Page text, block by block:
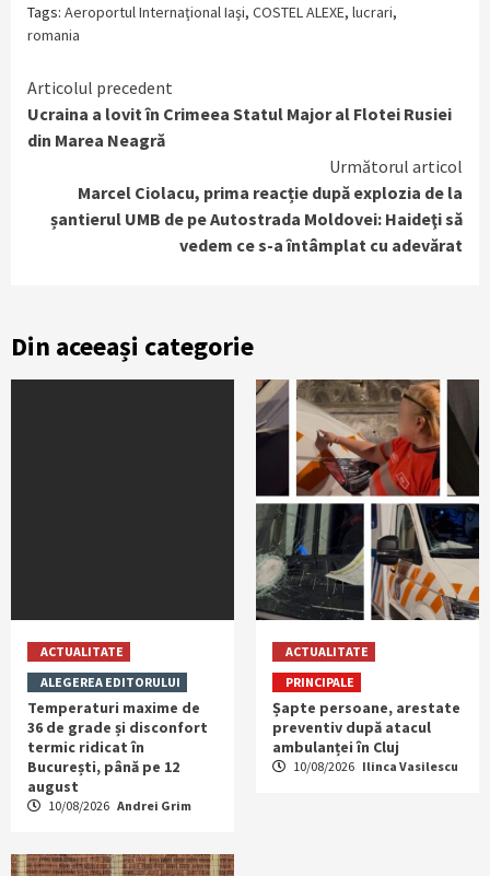
Tags: Aeroportul Internaţional Iaşi, COSTEL ALEXE, lucrari,
romania
Continue
Reading
Articolul precedent
Ucraina a lovit în Crimeea Statul Major al Flotei Rusiei
din Marea Neagră
Următorul articol
Marcel Ciolacu, prima reacție după explozia de la
șantierul UMB de pe Autostrada Moldovei: Haideţi să
vedem ce s-a întâmplat cu adevărat
Din aceeași categorie
ACTUALITATE
ALEGEREA EDITORULUI
Temperaturi maxime de
36 de grade și disconfort
termic ridicat în
București, până pe 12
august
10/08/2026 Andrei Grim
ACTUALITATE
PRINCIPALE
Șapte persoane, arestate
preventiv după atacul
ambulanței în Cluj
10/08/2026 Ilinca Vasilescu